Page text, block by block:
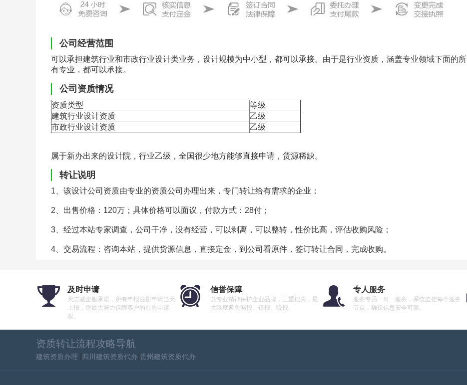
公司经营范围
可以承担建筑行业和市政行业设计类业务，设计规模为中小型，都可以承接。由于是行业资质，涵盖专业领域下面的所
有专业，都可以承接。
公司资质情况
资质类型
等级
建筑行业设计资质
乙级
市政行业设计资质
乙级
属于新办出来的设计院，行业乙级，全国很少地方能够直接申请，货源稀缺。
转让说明
1、该设计公司资质由专业的资质公司办理出来，专门转让给有需求的企业；
2、出售价格：120万；具体价格可以面议，付款方式：28付；
3、经过本站专家调查，公司干净，没有经营，可以剥离，可以整转，性价比高，评估收购风险；
4、交易流程：咨询本站，提供货源信息，直接定金，到公司看原件，签订转让合同，完成收购。
及时申请
天志诚企服承诺，所有申报注册申请当天
上报，尽最大努力保障客户的在先申请
权。
信誉保障
以专业精神保护企业品牌，三重把关，最
大限度避免漏报、错报、晚报。
专人服务
服务专员一对一服务，系统监控每个服务
节点，确保信息安全可靠。
资质转让流程攻略导航
建筑资质办理 四川建筑资质代办 贵州建筑资质代办